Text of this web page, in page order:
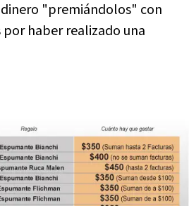
"premiándolos" con
haber realizado una